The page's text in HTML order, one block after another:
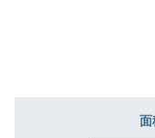
面